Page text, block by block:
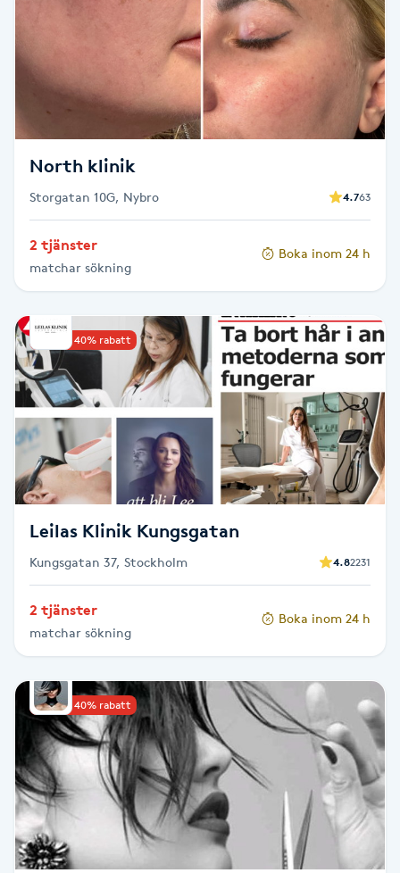
Fotmassage
Fotsvamp
Fotvård
Fransar
Fransborttagning
Fransfärgning
Fransförlängning
Fransförlängning Megavolym
Fransförlängning Volym
Fransk manikyr
Fransrengöring
Frekvensterapi
Friskvård
Friskvårdsmassage
Frisör
Funktionsanalys
Färgning
North klinik
Storgatan 10G, Nybro 4.763
2 tjänster
matchar sökning
Boka inom 24 h
Upp till 40% rabatt
Leilas Klinik Kungsgatan
Kungsgatan 37, Stockholm 4.82231
2 tjänster
matchar sökning
Boka inom 24 h
Upp till 40% rabatt